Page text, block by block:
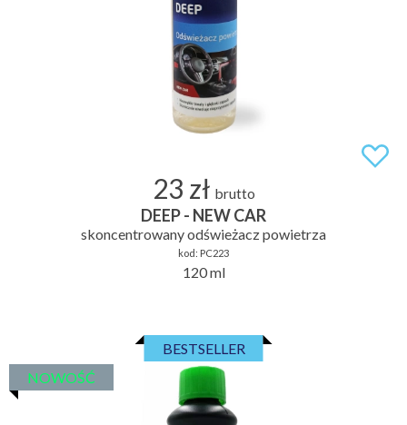
23 zł brutto
DEEP - NEW CAR
skoncentrowany odświeżacz powietrza
kod: PC223
120 ml
NOWOŚĆ
BESTSELLER